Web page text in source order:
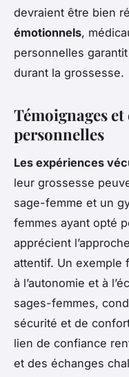
devraient être bien
émotionnels,
personnelles
durant la grossesse.
Témoignages
personnelles
Les expériences
leur grossesse
sage-femme et un
femmes ayant opté
apprécient
attentif. Un exemple
à l’autonomie et à
sages-femmes,
sécurité et de
lien de confiance
et des échanges